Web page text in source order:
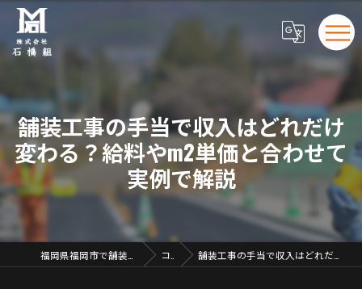
舗装工事の手当で収入はどれだけ
変わる？給料やm2単価と合わせて
実例で解説
コラム 舗装工事の手当で収入はどれだけ変わる？給料やm2単価と合わせて実例で解説